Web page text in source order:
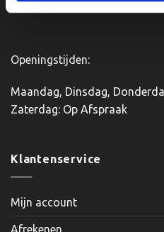
productpagina
Openingstijden:
Maandag, Dinsdag,
Zaterdag: Op Afspraak
Klantenservice
Mijn account
Afrekenen